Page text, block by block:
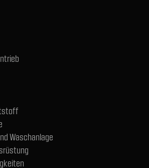
Waschanlage